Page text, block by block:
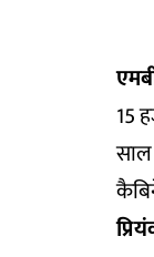
15